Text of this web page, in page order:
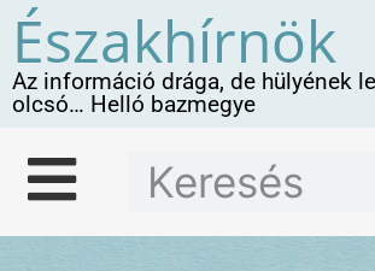
Északhírnök
Az információ drága, de hülyének
olcsó… Helló bazmegye